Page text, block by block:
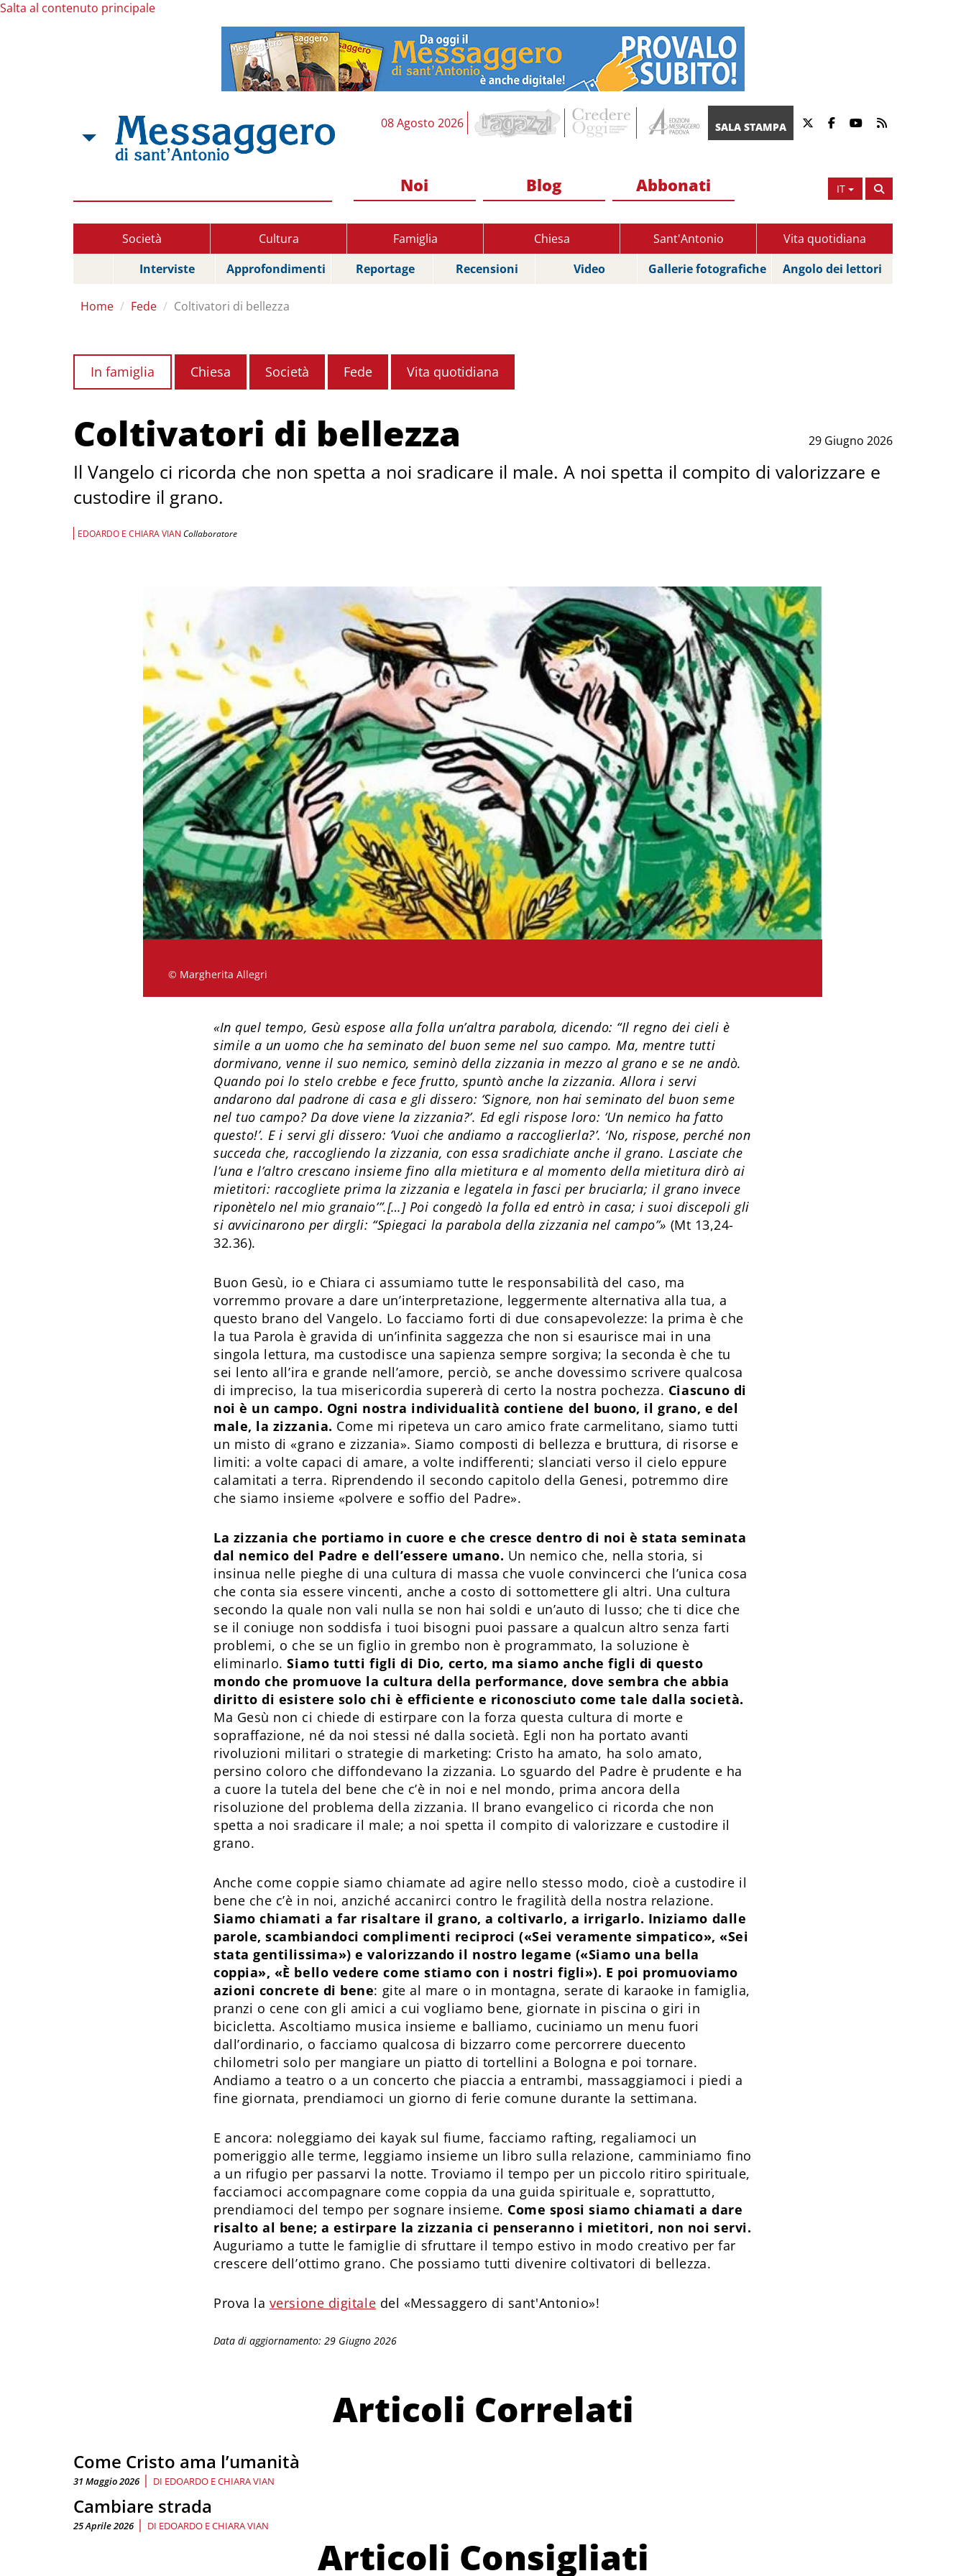
Salta al contenuto principale
08 Agosto 2026 SALA STAMPA
IT
Noi Blog Abbonati
Società Cultura Famiglia Chiesa Sant'Antonio
Vita quotidiana
Interviste
Approfondimenti Reportage Recensioni Video Gallerie fotografiche Angolo dei lettori
Home Fede Coltivatori di bellezza
In famiglia Chiesa Società Fede Vita quotidiana
29 Giugno 2026
Coltivatori di bellezza
Il Vangelo ci ricorda che non spetta a noi sradicare il male. A noi spetta il compito di valorizzare e
custodire il grano.
EDOARDO E CHIARA VIAN Collaboratore
© Margherita Allegri
«In quel tempo, Gesù espose alla folla un’altra parabola, dicendo: “Il regno dei cieli è
simile a un uomo che ha seminato del buon seme nel suo campo. Ma, mentre tutti
dormivano, venne il suo nemico, seminò della zizzania in mezzo al grano e se ne andò.
Quando poi lo stelo crebbe e fece frutto, spuntò anche la zizzania. Allora i servi
andarono dal padrone di casa e gli dissero: ‘Signore, non hai seminato del buon seme
nel tuo campo? Da dove viene la zizzania?’. Ed egli rispose loro: ‘Un nemico ha fatto
questo!’. E i servi gli dissero: ‘Vuoi che andiamo a raccoglierla?’. ‘No, rispose, perché non
succeda che, raccogliendo la zizzania, con essa sradichiate anche il grano. Lasciate che
l’una e l’altro crescano insieme fino alla mietitura e al momento della mietitura dirò ai
mietitori: raccogliete prima la zizzania e legatela in fasci per bruciarla; il grano invece
riponètelo nel mio granaio’”.[…] Poi congedò la folla ed entrò in casa; i suoi discepoli gli
si avvicinarono per dirgli: “Spiegaci la parabola della zizzania nel campo”» (Mt 13,24-
32.36).
Buon Gesù, io e Chiara ci assumiamo tutte le responsabilità del caso, ma
vorremmo provare a dare un’interpretazione, leggermente alternativa alla tua, a
questo brano del Vangelo. Lo facciamo forti di due consapevolezze: la prima è che
la tua Parola è gravida di un’infinita saggezza che non si esaurisce mai in una
singola lettura, ma custodisce una sapienza sempre sorgiva; la seconda è che tu
sei lento all’ira e grande nell’amore, perciò, se anche dovessimo scrivere qualcosa
di impreciso, la tua misericordia supererà di certo la nostra pochezza. Ciascuno di
noi è un campo. Ogni nostra individualità contiene del buono, il grano, e del
male, la zizzania. Come mi ripeteva un caro amico frate carmelitano, siamo tutti
un misto di «grano e zizzania». Siamo composti di bellezza e bruttura, di risorse e
limiti: a volte capaci di amare, a volte indifferenti; slanciati verso il cielo eppure
calamitati a terra. Riprendendo il secondo capitolo della Genesi, potremmo dire
che siamo insieme «polvere e soffio del Padre».
La zizzania che portiamo in cuore e che cresce dentro di noi è stata seminata
dal nemico del Padre e dell’essere umano. Un nemico che, nella storia, si
insinua nelle pieghe di una cultura di massa che vuole convincerci che l’unica cosa
che conta sia essere vincenti, anche a costo di sottomettere gli altri. Una cultura
secondo la quale non vali nulla se non hai soldi e un’auto di lusso; che ti dice che
se il coniuge non soddisfa i tuoi bisogni puoi passare a qualcun altro senza farti
problemi, o che se un figlio in grembo non è programmato, la soluzione è
eliminarlo.Siamo tutti figli di Dio, certo, ma siamo anche figli di questo
mondo che promuove la cultura della performance, dove sembra che abbia
diritto di esistere solo chi è efficiente e riconosciuto come tale dalla società.
Ma Gesù non ci chiede di estirpare con la forza questa cultura di morte e
sopraffazione, né da noi stessi né dalla società. Egli non ha portato avanti
rivoluzioni militari o strategie di marketing: Cristo ha amato, ha solo amato,
persino coloro che diffondevano la zizzania. Lo sguardo del Padre è prudente e ha
a cuore la tutela del bene che c’è in noi e nel mondo, prima ancora della
risoluzione del problema della zizzania. Il brano evangelico ci ricorda che non
spetta a noi sradicare il male; a noi spetta il compito di valorizzare e custodire il
grano.
Anche come coppie siamo chiamate ad agire nello stesso modo, cioè a custodire il
bene che c’è in noi, anziché accanirci contro le fragilità della nostra relazione.
Siamo chiamati a far risaltare il grano, a coltivarlo, a irrigarlo. Iniziamo dalle
parole, scambiandoci complimenti reciproci («Sei veramente simpatico», «Sei
stata gentilissima») e valorizzando il nostro legame («Siamo una bella
coppia», «È bello vedere come stiamo con i nostri figli»). E poi promuoviamo
azioni concrete di bene: gite al mare o in montagna, serate di karaoke in famiglia,
pranzi o cene con gli amici a cui vogliamo bene, giornate in piscina o giri in
bicicletta. Ascoltiamo musica insieme e balliamo, cuciniamo un menu fuori
dall’ordinario, o facciamo qualcosa di bizzarro come percorrere duecento
chilometri solo per mangiare un piatto di tortellini a Bologna e poi tornare.
Andiamo a teatro o a un concerto che piaccia a entrambi, massaggiamoci i piedi a
fine giornata, prendiamoci un giorno di ferie comune durante la settimana.
E ancora: noleggiamo dei kayak sul fiume, facciamo rafting, regaliamoci un
pomeriggio alle terme, leggiamo insieme un libro sulla relazione, camminiamo fino
a un rifugio per passarvi la notte. Troviamo il tempo per un piccolo ritiro spirituale,
facciamoci accompagnare come coppia da una guida spirituale e, soprattutto,
prendiamoci del tempo per sognare insieme. Come sposi siamo chiamati a dare
risalto al bene; a estirpare la zizzania ci penseranno i mietitori, non noi servi.
Auguriamo a tutte le famiglie di sfruttare il tempo estivo in modo creativo per far
crescere dell’ottimo grano. Che possiamo tutti divenire coltivatori di bellezza.
Prova la versione digitale del «Messaggero di sant'Antonio»!
Data di aggiornamento: 29 Giugno 2026
Articoli Correlati
Come Cristo ama l’umanità
31 Maggio 2026 | DI EDOARDO E CHIARA VIAN
Cambiare strada
25 Aprile 2026 | DI EDOARDO E CHIARA VIAN
Articoli Consigliati